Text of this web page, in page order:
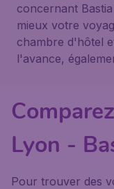
concernant
mieux votre
chambre d'hôtel
l'avance,
Lyon -
Pour trouver des